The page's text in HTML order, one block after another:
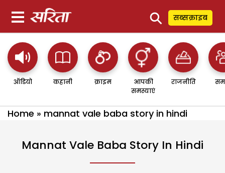
⚲ सब्सक्राइब
ऑडियो कहानी क्राइम
आपकी
समस्याएं
राजनीति
Home » mannat vale baba story in hindi
Mannat Vale Baba Story In Hindi